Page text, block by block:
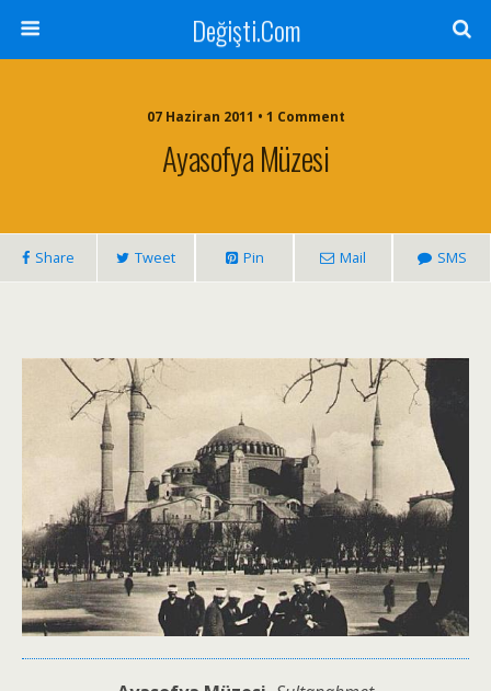
Değişti.Com
07 Haziran 2011 • 1 Comment
Ayasofya Müzesi
Share Tweet Pin Mail SMS